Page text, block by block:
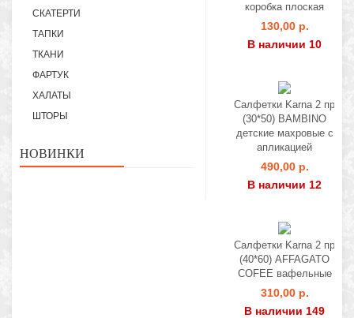
СКАТЕРТИ
ТАПКИ
ТКАНИ
ФАРТУК
ХАЛАТЫ
ШТОРЫ
НОВИНКИ
коробка плоская
130,00 р.
В наличии 10
Салфетки Karna 2 пр
(30*50) BAMBINO
детские махровые с
апликацией
490,00 р.
В наличии 12
Салфетки Karna 2 пр
(40*60) AFFAGATO
COFEE вафельные
310,00 р.
В наличии 149